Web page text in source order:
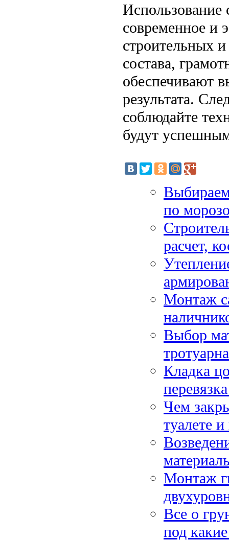
современное и
строительных
состава,
обеспечивают
результата.
соблюдайте
будут
по
расчет,
Монтаж
Выбор
Кладка
Чем
туалете
Монтаж
Все о
под